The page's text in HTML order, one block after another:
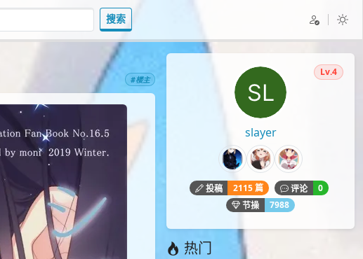
搜索
#楼主
slayer
Lv.4
投稿 2115 篇 评论
0
节操
7988
热门